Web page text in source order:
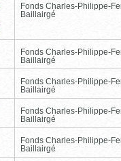
Fonds Charles-Philippe-
Baillairgé
Fonds Charles-Philippe-
Baillairgé
Fonds Charles-Philippe-
Baillairgé
Fonds Charles-Philippe-
Baillairgé
Fonds Charles-Philippe-
Baillairgé